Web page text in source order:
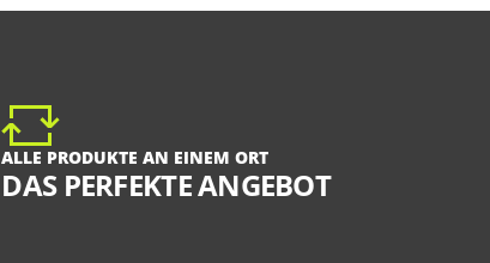
ALLE PRODUKTE AN EINEM ORT
DAS PERFEKTE ANGEBOT